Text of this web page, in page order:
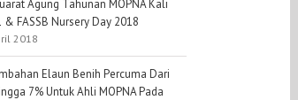
Agung Tahunan MOPNA Kali
& FASSB Nursery Day 2018
2018
Elaun Benih Percuma Dari
7% Untuk Ahli MOPNA Pada